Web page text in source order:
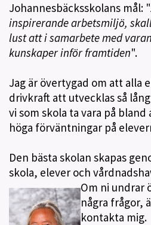
Johannesbäcksskolans mål: "
inspirerande arbetsmiljö,
lust att i samarbete med
kunskaper inför framtiden".
Jag är övertygad om att alla
drivkraft att utvecklas så
vi som skola ta vara på
höga förväntningar på
Den bästa skolan skapas
skola, elever och
Om ni undrar
några frågor,
kontakta mig.